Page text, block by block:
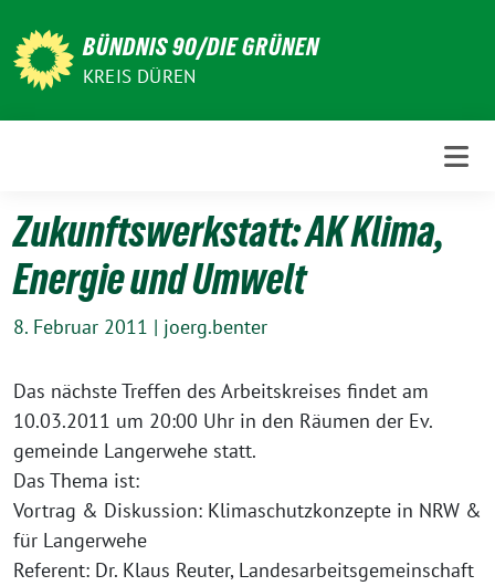
zum
Inhalt
BÜNDNIS 90/DIE GRÜNEN
KREIS DÜREN
Zukunftswerkstatt: AK Klima,
Energie und Umwelt
8. Februar 2011 | joerg.benter
Das nächste Treffen des Arbeitskreises findet am
10.03.2011 um 20:00 Uhr in den Räumen der Ev.
gemeinde Langerwehe statt.
Das Thema ist:
Vortrag & Diskussion: Klimaschutzkonzepte in NRW &
für Langerwehe
Referent: Dr. Klaus Reuter, Landesarbeitsgemeinschaft